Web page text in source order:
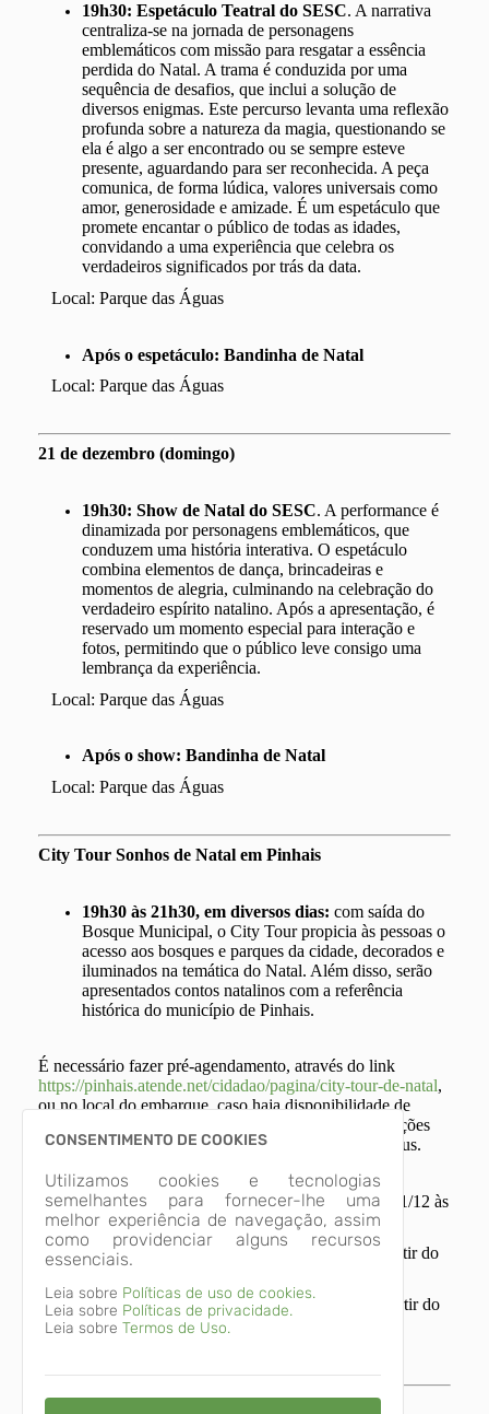
19h30: Espetáculo Teatral do SESC. A narrativa
centraliza-se na jornada de personagens
emblemáticos com missão para resgatar a essência
perdida do Natal. A trama é conduzida por uma
sequência de desafios, que inclui a solução de
diversos enigmas. Este percurso levanta uma reflexão
profunda sobre a natureza da magia, questionando se
ela é algo a ser encontrado ou se sempre esteve
presente, aguardando para ser reconhecida. A peça
comunica, de forma lúdica, valores universais como
amor, generosidade e amizade. É um espetáculo que
promete encantar o público de todas as idades,
convidando a uma experiência que celebra os
verdadeiros significados por trás da data.
Local: Parque das Águas
Após o espetáculo: Bandinha de Natal
Local: Parque das Águas
21 de dezembro (domingo)
19h30: Show de Natal do SESC. A performance é
dinamizada por personagens emblemáticos, que
conduzem uma história interativa. O espetáculo
combina elementos de dança, brincadeiras e
momentos de alegria, culminando na celebração do
verdadeiro espírito natalino. Após a apresentação, é
reservado um momento especial para interação e
fotos, permitindo que o público leve consigo uma
lembrança da experiência.
Local: Parque das Águas
Após o show: Bandinha de Natal
Local: Parque das Águas
City Tour Sonhos de Natal em Pinhais
19h30 às 21h30, em diversos dias: com saída do
Bosque Municipal, o City Tour propicia às pessoas o
acesso aos bosques e parques da cidade, decorados e
iluminados na temática do Natal. Além disso, serão
apresentados contos natalinos com a referência
histórica do município de Pinhais.
É necessário fazer pré-agendamento, através do link
https://pinhais.atende.net/cidadao/pagina/city-tour-de-natal,
ou no local do embarque, caso haja disponibilidade de
vagas. Cada acesso/login poderá reservar até 3 inscrições
no sistema, limitadas até a ocupação máxima do ônibus.
Tour dias 4 e 7/12
- Inscrições a partir do dia 1/12 às
12h;
Tour dias 11, 12, 13 e 14/12
- Inscrições a partir do
Tour dias 18, 19, 20 e 21/12- Inscrições a partir do
dia 15/12 às 12h.
A programação “Trilha dos Sonhos de Natal” é uma
CONSENTIMENTO DE COOKIES
Utilizamos cookies e tecnologias
semelhantes para fornecer-lhe uma
melhor experiência de navegação, assim
como providenciar alguns recursos
essenciais.
Leia sobre Políticas de uso de cookies.
Leia sobre Políticas de privacidade.
Leia sobre Termos de Uso.